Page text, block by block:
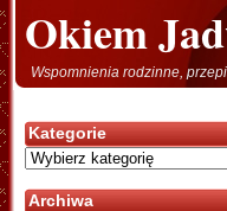
Okiem
Wspomnienia rodzinne,
Kategorie
Kategorie
Archiwa